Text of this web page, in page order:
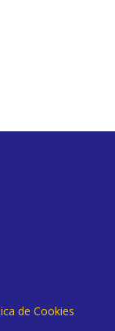
de Cookies